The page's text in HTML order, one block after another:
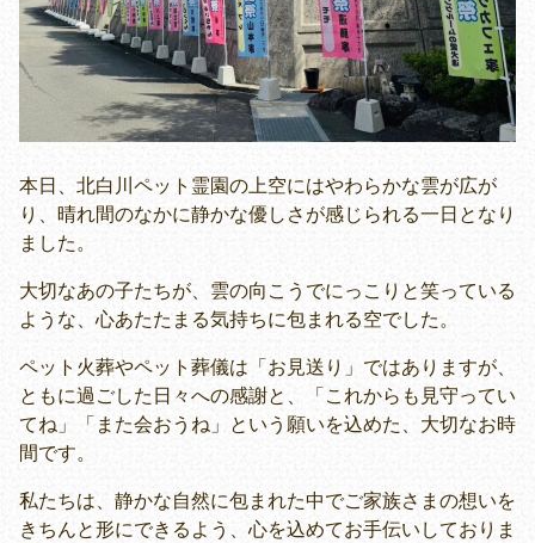
本日、北白川ペット霊園の上空にはやわらかな雲が広が
り、晴れ間のなかに静かな優しさが感じられる一日となり
ました。
大切なあの子たちが、雲の向こうでにっこりと笑っている
ような、心あたたまる気持ちに包まれる空でした。
ペット火葬やペット葬儀は「お見送り」ではありますが、
ともに過ごした日々への感謝と、「これからも見守ってい
てね」「また会おうね」という願いを込めた、大切なお時
間です。
私たちは、静かな自然に包まれた中でご家族さまの想いを
きちんと形にできるよう、心を込めてお手伝いしておりま